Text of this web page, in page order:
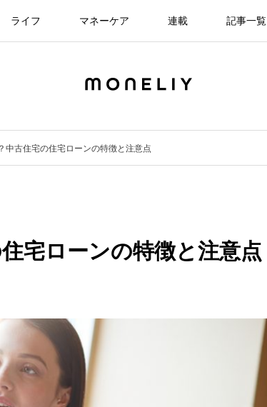
ライフ マネーケア 連載 記事一覧
中古住宅の住宅ローンの特徴と注意点
宅ローンの特徴と注意点